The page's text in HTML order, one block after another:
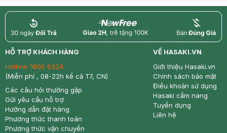
return nowfree price
HỖ TRỢ KHÁCH HÀNG
Hotline: 1800 6324
(Miễn phí , 08-22h kể cả T7, CN)
Các câu hỏi thường gặp
Gửi yêu cầu hỗ trợ
Hướng dẫn đặt hàng
Phương thức thanh toán
Phương thức vận chuyển
VỀ HASAKI.VN
Giới thiệu Hasaki.vn
Chính sách bảo mật
Điều khoản sử dụng
Hasaki cẩm nang
Tuyển dụng
Liên hệ